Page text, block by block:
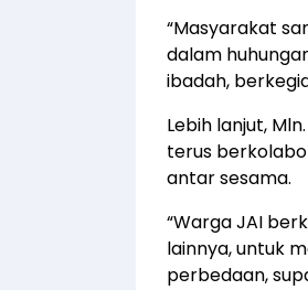
“Masyarakat
dalam
ibadah,
Lebih lanjut,
terus
antar sesama.
“Warga JAI
lainnya, untuk
perbedaan,